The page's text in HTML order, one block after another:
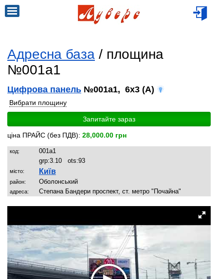
Адресна база / площина
№001a1
Цифрова панель №001a1, 6x3 (A)
Вибрати площину
Запитайте зараз
ціна ПРАЙС (без ПДВ): 28,000.00 грн
код:
001a1
grp:3.10 ots:93
місто: Київ
район: Оболонський
адреса: Степана Бандери проспект, ст. метро "Почайна"